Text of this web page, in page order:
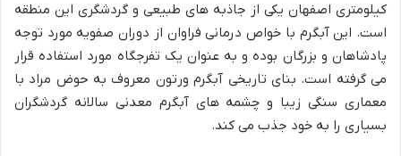
کیلومتری اصفهان یکی از جاذبه های طبیعی و گردشگری این منطقه
است. این آبگرم با خواص درمانی فراوان از دوران صفویه مورد توجه
پادشاهان و بزرگان بوده و به عنوان یک تفرجگاه مورد استفاده قرار
می گرفته است. بنای تاریخی آبگرم ورتون معروف به حوض مراد با
معماری سنگی زیبا و چشمه های آبگرم معدنی سالانه گردشگران
بسیاری را به خود جذب می کند.